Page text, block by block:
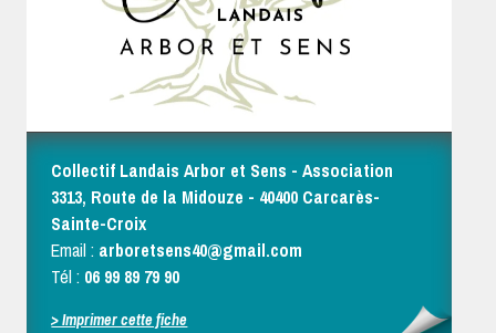
Collectif Landais Arbor et Sens - Association
3313, Route de la Midouze - 40400 Carcarès-
Sainte-Croix
Email : arboretsens40@gmail.com
Tél : 06 99 89 79 90
> Imprimer cette fiche